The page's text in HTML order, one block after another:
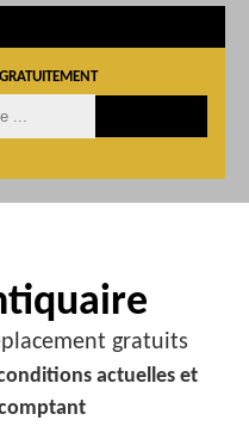
gratuits
actuelles et